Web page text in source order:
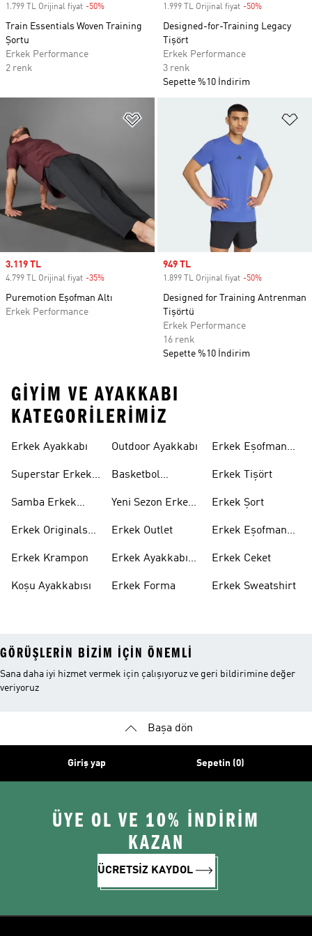
1.799 TL Orijinal fiyat -50%
Train Essentials Woven Training
Şortu
Erkek Performance
2 renk
1.999 TL Orijinal fiyat -50%
Designed-for-Training Legacy
Tişört
Erkek Performance
3 renk
Sepette %10 İndirim
Favori Listesine Ekle
Sale price
3.119 TL
4.799 TL Orijinal fiyat -35%
Puremotion Eşofman Altı
Erkek Performance
Sale price
949 TL
1.899 TL Orijinal fiyat -50%
Designed for Training Antrenman
Tişörtü
Erkek Performance
16 renk
Sepette %10 İndirim
GIYIM VE AYAKKABI
KATEGORILERIMIZ
Erkek Ayakkabı
Superstar Erkek
Samba Erkek
Erkek Originals
Erkek Krampon
Koşu Ayakkabısı
Outdoor Ayakkabı
Basketbol
Yeni Sezon Erkek
Erkek Outlet
Erkek Ayakkabı
Erkek Forma
Erkek Eşofman
Erkek Tişört
Erkek Şort
Erkek Eşofman
Erkek Ceket
Erkek Sweatshirt
GÖRÜŞLERIN BIZIM IÇIN ÖNEMLI
Sana daha iyi hizmet vermek için çalışıyoruz ve geri bildirimine değer
veriyoruz
Başa dön
Giriş yap Sepetin (0)
ÜYE OL VE 10% İNDİRİM
KAZAN
ÜCRETSİZ KAYDOL